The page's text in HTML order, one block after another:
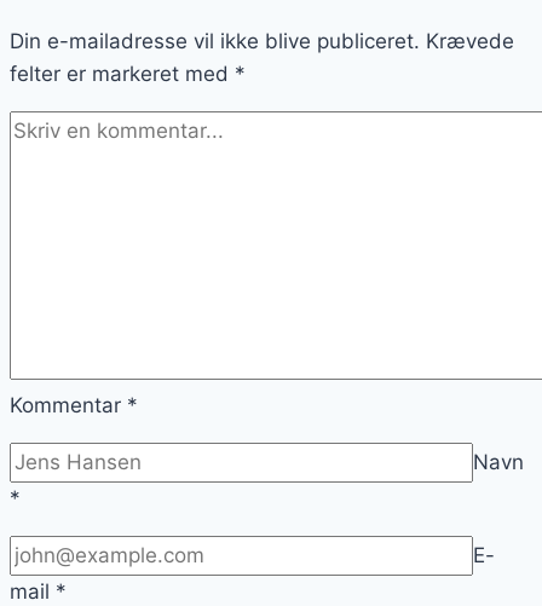
frokost
Din e-mailadresse vil ikke blive publiceret. Krævede
felter er markeret med *
Kommentar *
Navn
*
E-
mail *